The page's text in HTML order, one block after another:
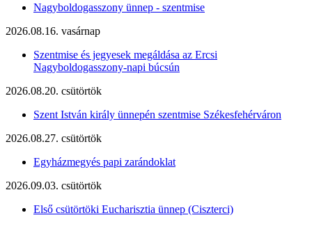
Nagyboldogasszony ünnep - szentmise
2026.08.16. vasárnap
Szentmise és jegyesek megáldása az Ercsi
Nagyboldogasszony-napi búcsún
2026.08.20. csütörtök
Szent István király ünnepén szentmise Székesfehérváron
2026.08.27. csütörtök
Egyházmegyés papi zarándoklat
2026.09.03. csütörtök
Első csütörtöki Eucharisztia ünnep (Ciszterci)